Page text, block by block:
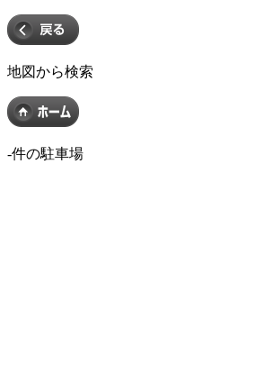
地図から検索
-件の駐車場